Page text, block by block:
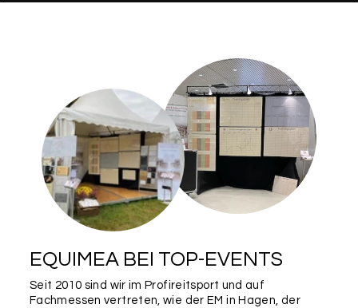
EQUIMEA BEI TOP-EVENTS
Seit 2010 sind wir im Profireitsport und auf
Fachmessen vertreten, wie der EM in Hagen, der